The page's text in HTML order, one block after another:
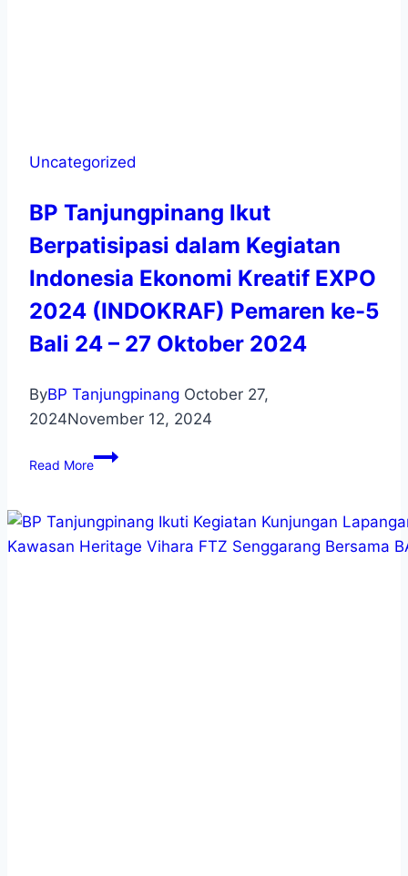
Uncategorized
BP Tanjungpinang Ikut
Berpatisipasi dalam Kegiatan
Indonesia Ekonomi Kreatif EXPO
2024 (INDOKRAF) Pemaren ke-5
Bali 24 – 27 Oktober 2024
ByBP Tanjungpinang October 27,
2024November 12, 2024
Read More